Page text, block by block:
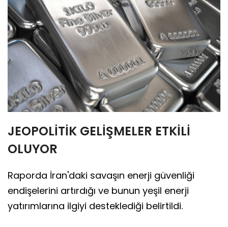
JEOPOLİTİK GELİŞMELER ETKİLİ
OLUYOR
Raporda İran'daki savaşın enerji güvenliği
endişelerini artırdığı ve bunun yeşil enerji
yatırımlarına ilgiyi desteklediği belirtildi.